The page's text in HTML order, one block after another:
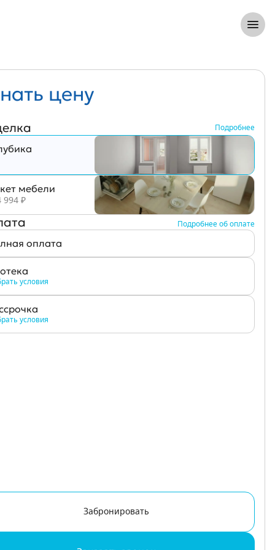
цену
Подробнее
мебели
994₽
Подробнее об оплате
оплата
условия
условия
Забронировать